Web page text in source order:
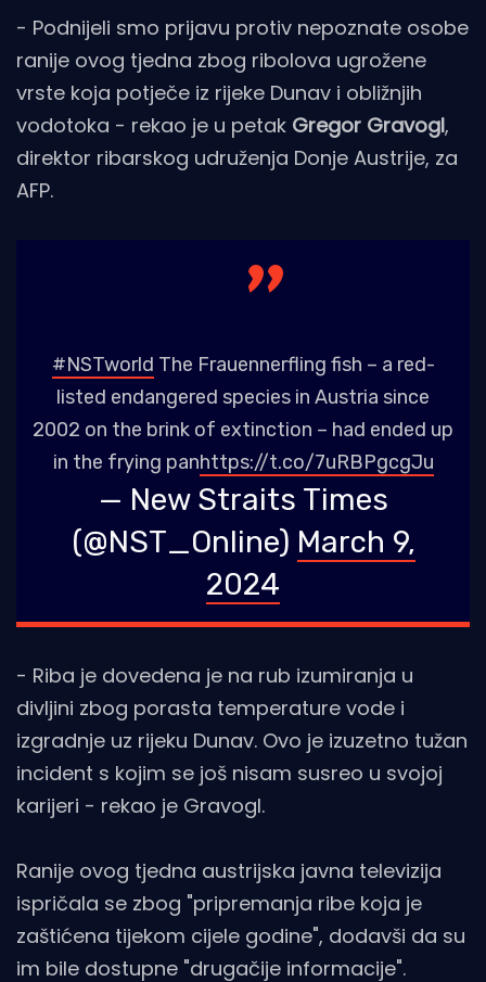
- Podnijeli smo prijavu protiv nepoznate osobe
ranije ovog tjedna zbog ribolova ugrožene
vrste koja potječe iz rijeke Dunav i obližnjih
vodotoka - rekao je u petak Gregor Gravogl,
direktor ribarskog udruženja Donje Austrije, za
AFP.
#NSTworld The Frauennerfling fish – a red-
listed endangered species in Austria since
2002 on the brink of extinction – had ended up
in the frying panhttps://t.co/7uRBPgcgJu
— New Straits Times
(@NST_Online) March 9,
2024
- Riba je dovedena je na rub izumiranja u
divljini zbog porasta temperature vode i
izgradnje uz rijeku Dunav. Ovo je izuzetno tužan
incident s kojim se još nisam susreo u svojoj
karijeri - rekao je Gravogl.
Ranije ovog tjedna austrijska javna televizija
ispričala se zbog "pripremanja ribe koja je
zaštićena tijekom cijele godine", dodavši da su
im bile dostupne "drugačije informacije".